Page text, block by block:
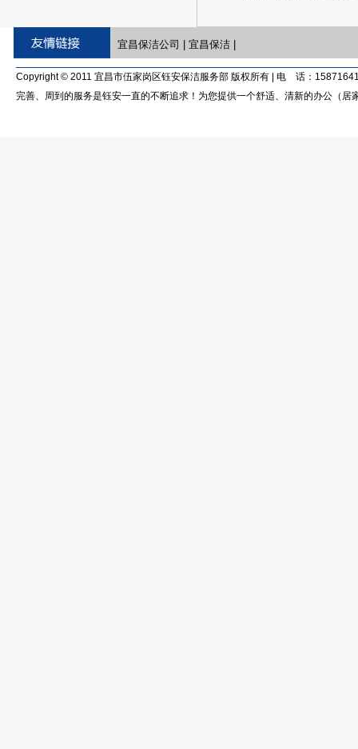
宜昌保洁公司 宜昌保洁|
Copyright © 2011 宜昌市伍家岗区钰安保洁服务部 版权所有 | 电 话：
完善、周到的服务是钰安一直的不断追求！为您提供一个舒适、清新的办公（